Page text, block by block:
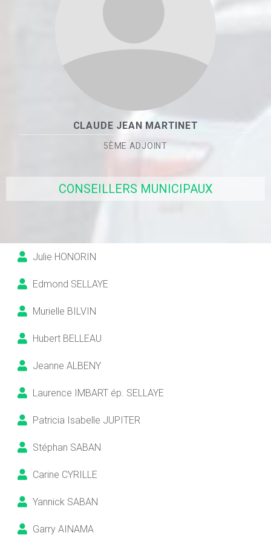
CLAUDE JEAN MARTINET
5ÈME ADJOINT
CONSEILLERS MUNICIPAUX
Julie HONORIN
Edmond SELLAYE
Murielle BILVIN
Hubert BELLEAU
Jeanne ALBENY
Laurence IMBART ép. SELLAYE
Patricia Isabelle JUPITER
Stéphan SABAN
Carine CYRILLE
Yannick SABAN
Garry AINAMA